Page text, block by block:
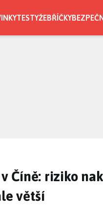
TESTYŽEBŘÍČKY
Číně: riziko
větší